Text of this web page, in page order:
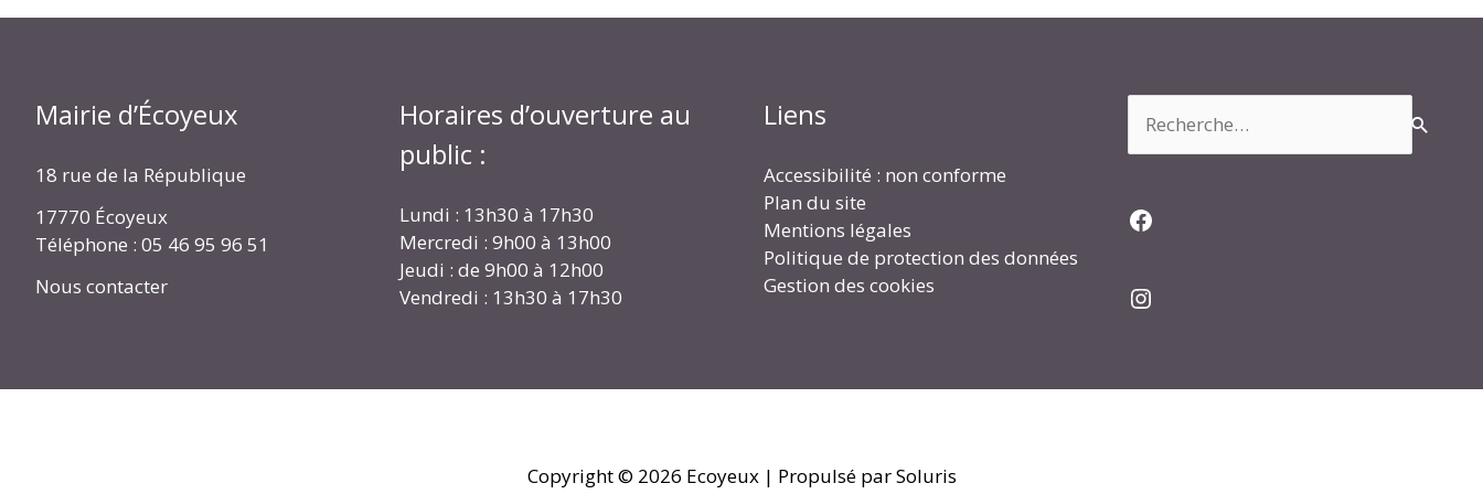
Mairie d’Écoyeux
18 rue de la République
17770 Écoyeux
Téléphone : 05 46 95 96 51
Nous contacter
Horaires d’ouverture au
public :
Lundi : 13h30 à 17h30
Mercredi : 9h00 à 13h00
Jeudi : de 9h00 à 12h00
Vendredi : 13h30 à 17h30
Liens
Accessibilité : non conforme
Plan du site
Mentions légales
Politique de protection des données
Gestion des cookies
Facebook
Instagram
Copyright © 2026 Ecoyeux| Propulsé par Soluris